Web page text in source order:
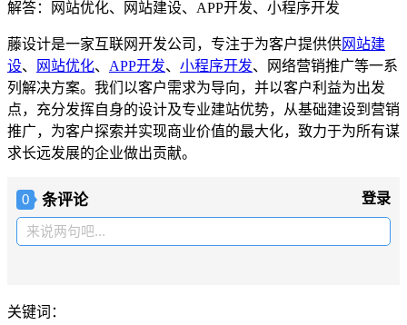
解答：网站优化、网站建设、APP开发、小程序开发
藤设计是一家互联网开发公司，专注于为客户提供供网站建
设、 网站优化、 APP开发、 小程序开发、网络营销推广等一系
列解决方案。我们以客户需求为导向，并以客户利益为出发
点，充分发挥自身的设计及专业建站优势，从基础建设到营销
推广，为客户探索并实现商业价值的最大化，致力于为所有谋
求长远发展的企业做出贡献。
0 条评论 登录
来说两句吧...
关键词：